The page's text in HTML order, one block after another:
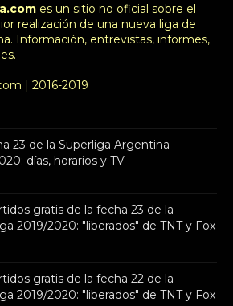
es un sitio no oficial sobre el
realización de una nueva liga de
Información, entrevistas, informes,
| 2016-2019
23 de la Superliga Argentina
días, horarios y TV
gratis de la fecha 23 de la
2019/2020: "liberados" de TNT y Fox
gratis de la fecha 22 de la
2019/2020: "liberados" de TNT y Fox